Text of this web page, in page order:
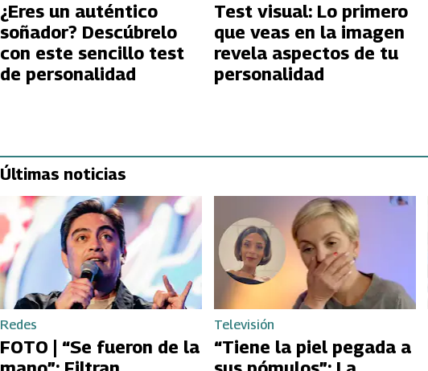
¿Eres un auténtico
soñador? Descúbrelo
con este sencillo test
de personalidad
Test visual: Lo primero
que veas en la imagen
revela aspectos de tu
personalidad
Últimas noticias
Redes
FOTO | “Se fueron de la
Televisión
“Tiene la piel pegada a